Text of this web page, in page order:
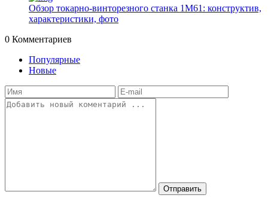
Обзор токарно-винторезного станка 1М61: конструктив,
характеристики, фото
0 Комментариев
Популярные
Новые
Отправить